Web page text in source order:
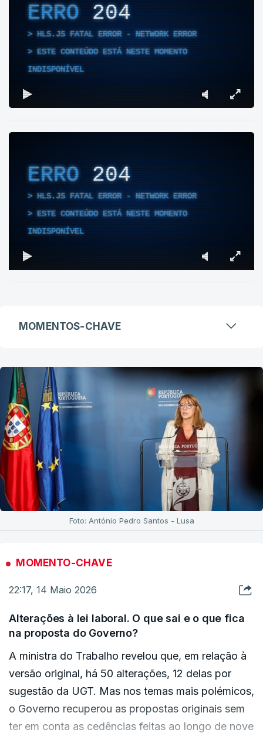
ERRO204
HLS.JS FATAL ERROR - NETWORK ERROR
ESTE CONTEÚDO ESTÁ NESTE MOMENTO
INDISPONÍVEL
ERRO204
HLS.JS FATAL ERROR - NETWORK ERROR
ESTE CONTEÚDO ESTÁ NESTE MOMENTO
INDISPONÍVEL
MOMENTOS-CHAVE
Foto: António Pedro Santos - Lusa
MOMENTO-CHAVE
22:17, 14 Maio 2026
Alterações à lei laboral. O que sai e o que fica
na proposta do Governo?
A ministra do Trabalho revelou que, em relação à
versão original, há 50 alterações, 12 delas por
sugestão da UGT. Mas nos temas mais polémicos,
o Governo recuperou as propostas originais sem
ter em conta as cedências feitas ao longo de nove